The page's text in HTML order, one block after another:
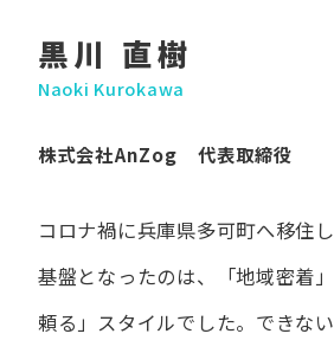
黒川 直樹
Naoki Kurokawa
株式会社AnZog 代表取締役
コロナ禍に​兵庫県多可町へ​移住
基盤となったのは、
「地域密着
頼る」スタイルでした。 できな